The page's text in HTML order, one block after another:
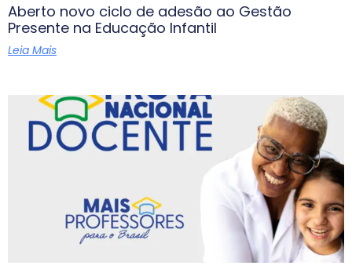
Aberto novo ciclo de adesão ao Gestão
Presente na Educação Infantil
Leia Mais